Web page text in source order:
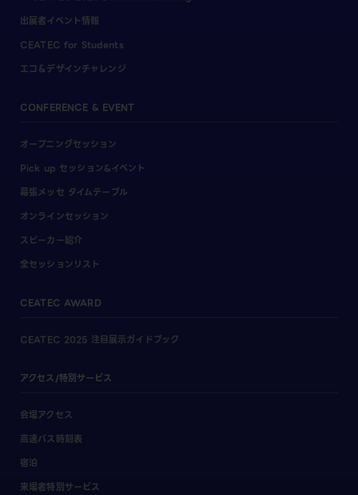
出展者イベント情報
CEATEC for Students
エコ＆デザインチャレンジ
CONFERENCE & EVENT
オープニングセッション
Pick up セッション&イベント
幕張メッセ タイムテーブル
オンラインセッション
スピーカー紹介
全セッションリスト
CEATEC AWARD
CEATEC 2025 注目展示ガイドブック
アクセス/特別サービス
会場アクセス
高速バス時刻表
宿泊
来場者特別サービス